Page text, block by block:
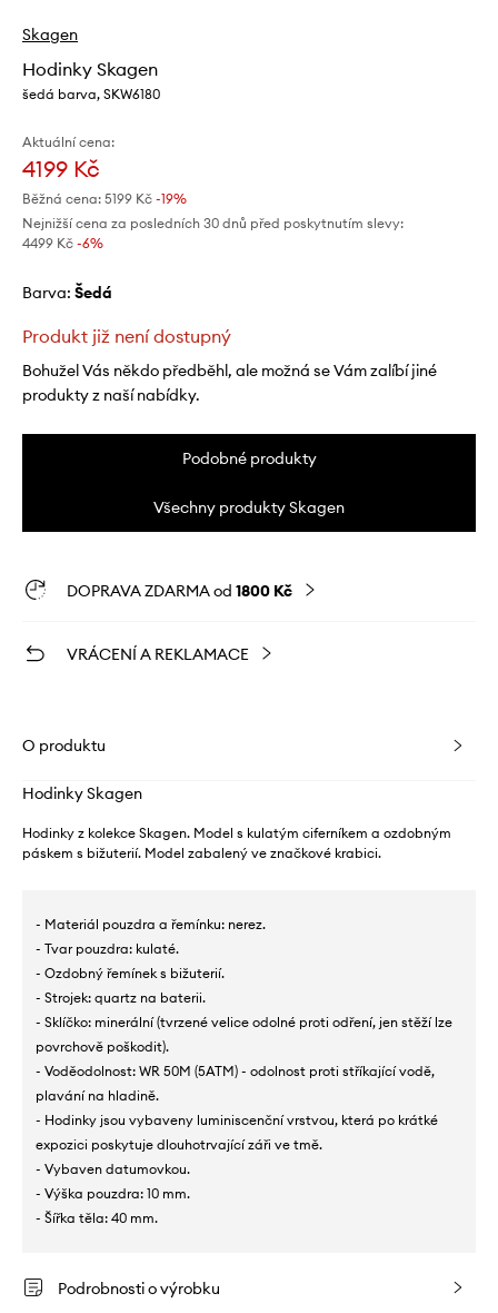
Skagen
Hodinky Skagen
šedá barva, SKW6180
Aktuální cena:
4199 Kč
Běžná cena: 5199 Kč -19%
Nejnižší cena za posledních 30 dnů před poskytnutím slevy:
4499 Kč -6%
Barva: šedá
Produkt již není dostupný
Bohužel Vás někdo předběhl, ale možná se Vám zalíbí jiné
produkty z naší nabídky.
Podobné produkty
Všechny produkty Skagen
DOPRAVA ZDARMA od 1800 Kč
VRÁCENÍ A REKLAMACE
O produktu
Hodinky Skagen
Hodinky z kolekce Skagen. Model s kulatým ciferníkem a ozdobným
páskem s bižuterií. Model zabalený ve značkové krabici.
- Materiál pouzdra a řemínku: nerez.
- Tvar pouzdra: kulaté.
- Ozdobný řemínek s bižuterií.
- Strojek: quartz na baterii.
- Sklíčko: minerální (tvrzené velice odolné proti odření, jen stěží lze
povrchově poškodit).
- Voděodolnost: WR 50M (5ATM) - odolnost proti stříkající vodě,
plavání na hladině.
- Hodinky jsou vybaveny luminiscenční vrstvou, která po krátké
expozici poskytuje dlouhotrvající záři ve tmě.
- Vybaven datumovkou.
- Výška pouzdra: 10 mm.
- Šířka těla: 40 mm.
Podrobnosti o výrobku